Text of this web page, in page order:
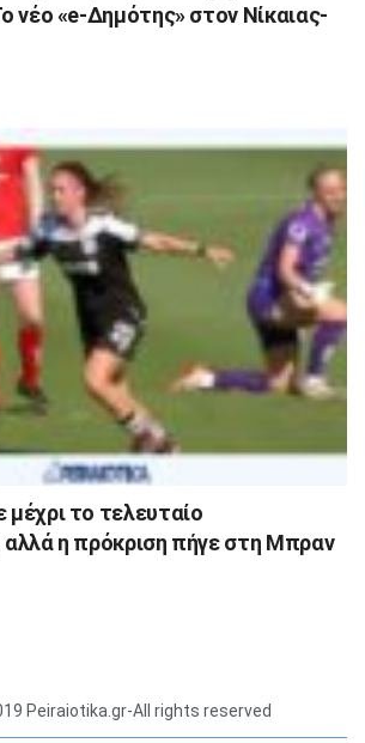
νέο «e-Δημότης» στον Νίκαιας-
το τελευταίο
η πρόκριση πήγε στη Μπραν
Peiraiotika.gr-All rights reserved